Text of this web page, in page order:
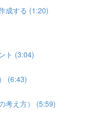
成する (1:20)
ト (3:04)
(6:43)
考え方） (5:59)